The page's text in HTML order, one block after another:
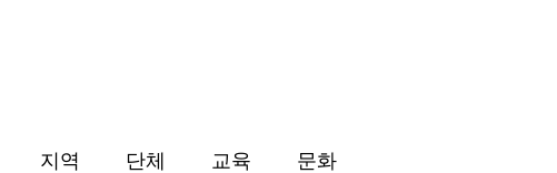
지역 단체 교육 문화